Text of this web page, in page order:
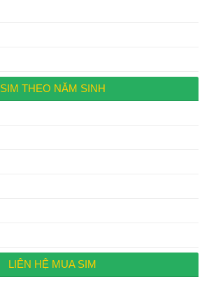
SIM THEO NĂM SINH
LIÊN HỆ MUA SIM